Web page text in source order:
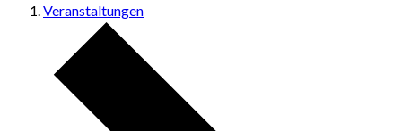
Veranstaltungen